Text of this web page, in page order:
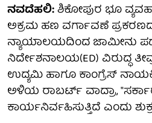
ನವದೆಹಲಿ:ಶಿಕೋಪುರ ಭೂ
ಅಕ್ರಮ ಹಣ ವರ್ಗಾವಣೆ
ನ್ಯಾಯಾಲಯದಿಂದ ಜಾಮೀನು
ನಿರ್ದೇಶನಾಲಯ(ED) ವಿರುದ್ಧ
ಉದ್ಯಮಿ ಹಾಗೂ ಕಾಂಗ್ರೆಸ್
ಅಳಿಯ ರಾಬರ್ಟ್ ವಾದ್ರಾ,
ಕಾರ್ಯನಿರ್ವಹಿಸುತ್ತಿದೆ ಎಂದು